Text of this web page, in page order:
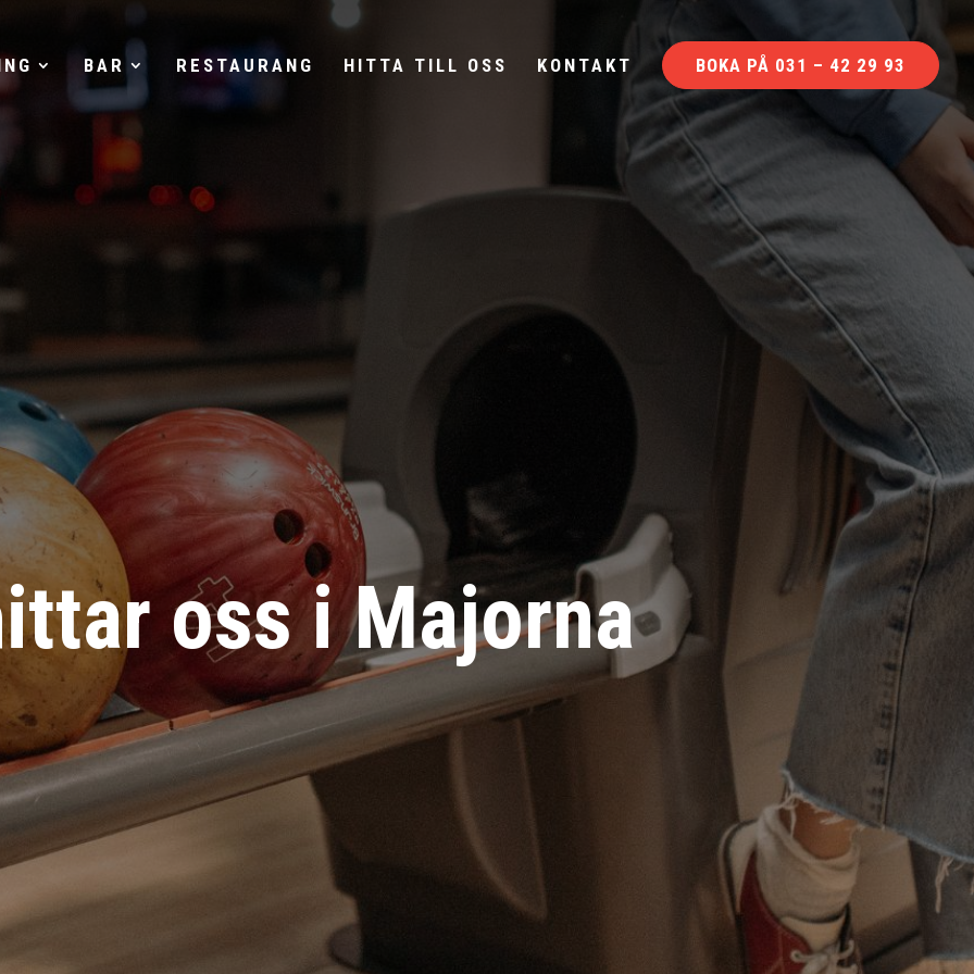
BAR RESTAURANG HITTA TILL OSS KONTAKT BOKA PÅ 031 – 42 29 93
oss i Majorna